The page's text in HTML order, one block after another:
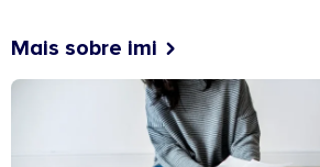
Mais sobre imi